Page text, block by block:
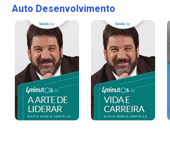
Auto Desenvolvimento